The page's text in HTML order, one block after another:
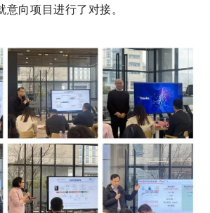
向项目进行了对接。